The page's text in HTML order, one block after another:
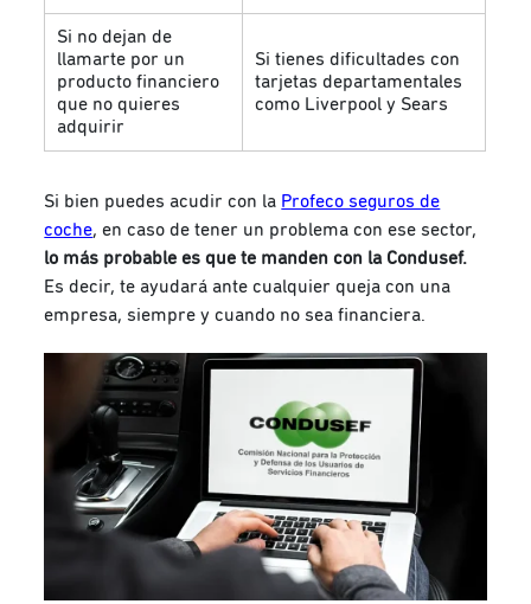
Si no dejan de
llamarte por un
producto financiero
que no quieres
adquirir
Si tienes dificultades con
tarjetas departamentales
como Liverpool y Sears
Si bien puedes acudir con la Profeco seguros de
coche, en caso de tener un problema con ese sector,
lo más probable es que te manden con la Condusef.
Es decir, te ayudará ante cualquier queja con una
empresa, siempre y cuando no sea financiera.